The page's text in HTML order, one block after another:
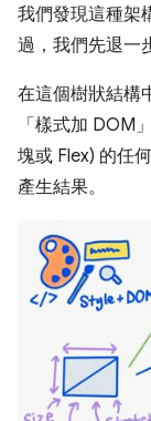
我們發現這種架
過，我們先退一
在這個樹狀結構
「樣式加 DOM
塊或 Flex) 的任
產生結果。